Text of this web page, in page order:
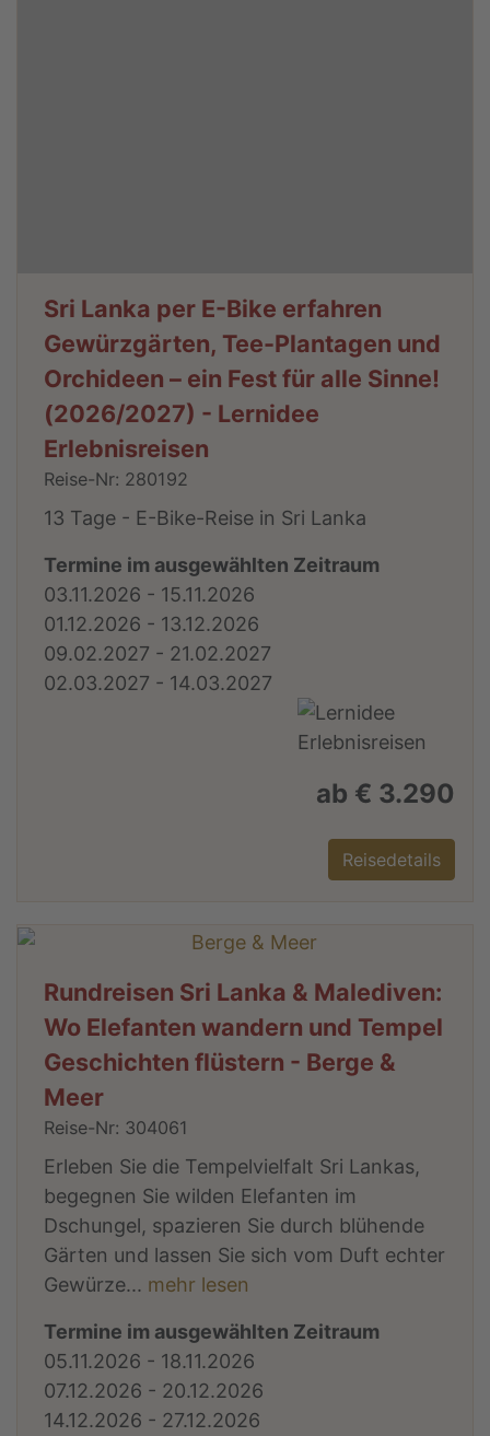
Sri Lanka per E-Bike erfahren
Gewürzgärten, Tee-Plantagen und
Orchideen – ein Fest für alle Sinne!
(2026/2027) - Lernidee
Erlebnisreisen
Reise-Nr: 280192
13 Tage - E-Bike-Reise in Sri Lanka
Termine im ausgewählten Zeitraum
03.11.2026 - 15.11.2026
01.12.2026 - 13.12.2026
09.02.2027 - 21.02.2027
02.03.2027 - 14.03.2027
ab € 3.290
Reisedetails
Rundreisen Sri Lanka & Malediven:
Wo Elefanten wandern und Tempel
Geschichten flüstern - Berge &
Meer
Reise-Nr: 304061
Erleben Sie die Tempelvielfalt Sri Lankas,
begegnen Sie wilden Elefanten im
Dschungel, spazieren Sie durch blühende
Gärten und lassen Sie sich vom Duft echter
Gewürze... mehr lesen
Termine im ausgewählten Zeitraum
05.11.2026 - 18.11.2026
07.12.2026 - 20.12.2026
14.12.2026 - 27.12.2026